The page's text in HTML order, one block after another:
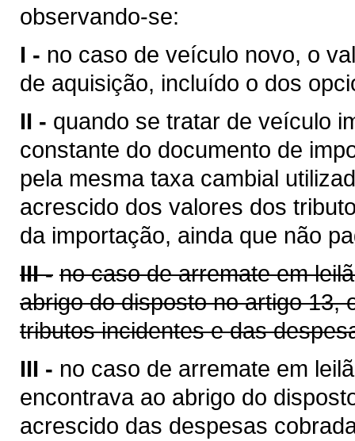
observando-se:
I - no caso de veículo novo, o
de aquisição, incluído o dos
II - quando se tratar de veículo
constante do documento de
pela mesma taxa cambial
acrescido dos valores dos
da importação, ainda que não
III - no caso de arremate em
abrigo do disposto no artigo 13,
tributos incidentes e das
III - no caso de arremate em
encontrava ao abrigo do
acrescido das despesas